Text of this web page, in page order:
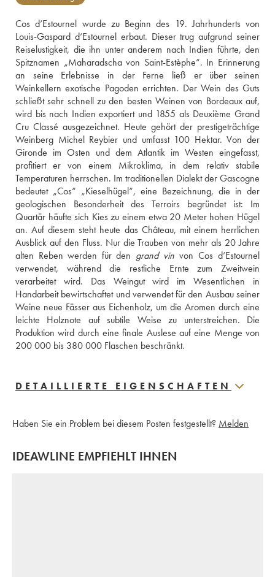
Cos d‘Estournel wurde zu Beginn des 19. Jahrhunderts von
Louis-Gaspard d‘Estournel erbaut. Dieser trug aufgrund seiner
Reiselustigkeit, die ihn unter anderem nach Indien führte, den
Spitznamen „Maharadscha von Saint-Estèphe“. In Erinnerung
an seine Erlebnisse in der Ferne ließ er über seinen
Weinkellern exotische Pagoden errichten. Der Wein des Guts
schließt sehr schnell zu den besten Weinen von Bordeaux auf,
wird bis nach Indien exportiert und 1855 als Deuxième Grand
Cru Classé ausgezeichnet. Heute gehört der prestigeträchtige
Weinberg Michel Reybier und umfasst 100 Hektar. Von der
Gironde im Osten und dem Atlantik im Westen eingefasst,
profitiert er von einem Mikroklima, in dem relativ stabile
Temperaturen herrschen. Im traditionellen Dialekt der Gascogne
bedeutet „Cos“ „Kieselhügel“, eine Bezeichnung, die in der
geologischen Besonderheit des Terroirs begründet ist: Im
Quartär häufte sich Kies zu einem etwa 20 Meter hohen Hügel
an. Auf diesem steht heute das Château, mit einem herrlichen
Ausblick auf den Fluss. Nur die Trauben von mehr als 20 Jahre
alten Reben werden für den grand vin von Cos d‘Estournel
verwendet, während die restliche Ernte zum Zweitwein
verarbeitet wird. Das Weingut wird im Wesentlichen in
Handarbeit bewirtschaftet und verwendet für den Ausbau seiner
Weine neue Fässer aus Eichenholz, um die Aromen durch eine
leichte Holznote auf subtile Weise zu unterstreichen. Die
Produktion wird durch eine finale Auslese auf eine Menge von
200 000 bis 380 000 Flaschen beschränkt.
DETAILLIERTE EIGENSCHAFTEN
Haben Sie ein Problem bei diesem Posten festgestellt? Melden
IDEAWLINE EMPFIEHLT IHNEN